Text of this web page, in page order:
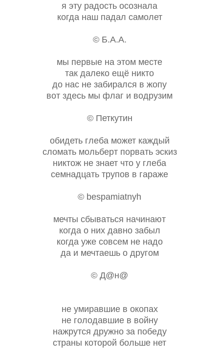
я эту радость осознала
когда наш падал самолет
© Б.А.А.
мы первые на этом месте
так далеко ещё никто
до нас не забирался в жопу
вот здесь мы флаг и водрузим
© Петкутин
обидеть глеба может каждый
сломать мольберт порвать эскиз
никтож не знает что у глеба
семнадцать трупов в гараже
© bespamiatnyh
мечты сбываться начинают
когда о них давно забыл
когда уже совсем не надо
да и мечтаешь о другом
© Д@н@
не умиравшие в окопах
не голодавшие в войну
нажрутся дружно за победу
страны которой больше нет